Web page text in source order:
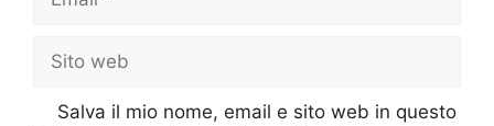
web
Salva il mio nome, email e sito web in questo